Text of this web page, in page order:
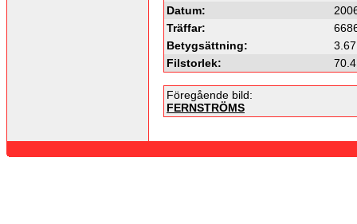
Datum:
Träffar:
Betygsättning:
Filstorlek:
Föregående bild:
FERNSTRÖMS